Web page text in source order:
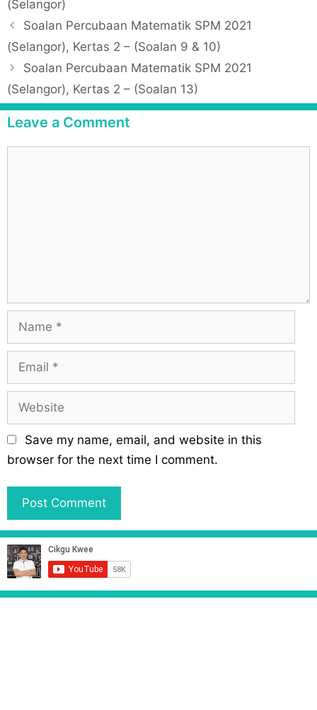
e
g
o
r
i
e
(Selangor)
P
o
n
a
v
i
Soalan Percubaan Matematik SPM 2021
(Selangor), Kertas 2 – (Soalan 9 & 10)
Soalan Percubaan Matematik SPM 2021
(Selangor), Kertas 2 – (Soalan 13)
Leave a Comment
m
a
b
s
t
Save my name, email, and website in this
browser for the next time I comment.